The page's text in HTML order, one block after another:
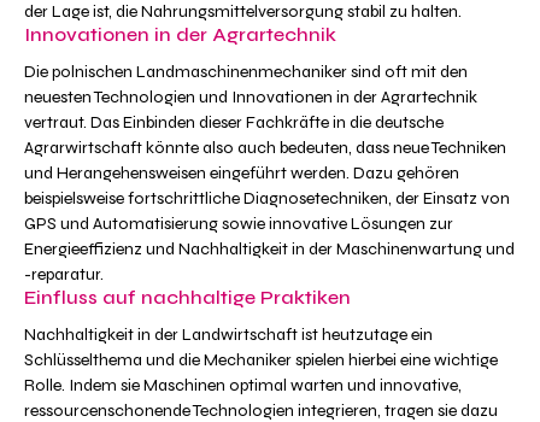
der Lage ist, die Nahrungsmittelversorgung stabil zu halten.
Innovationen in der Agrartechnik
Die polnischen Landmaschinenmechaniker sind oft mit den
neuesten Technologien und Innovationen in der Agrartechnik
vertraut. Das Einbinden dieser Fachkräfte in die deutsche
Agrarwirtschaft könnte also auch bedeuten, dass neue Techniken
und Herangehensweisen eingeführt werden. Dazu gehören
beispielsweise fortschrittliche Diagnosetechniken, der Einsatz von
GPS und Automatisierung sowie innovative Lösungen zur
Energieeffizienz und Nachhaltigkeit in der Maschinenwartung und
-reparatur.
Einfluss auf nachhaltige Praktiken
Nachhaltigkeit in der Landwirtschaft ist heutzutage ein
Schlüsselthema und die Mechaniker spielen hierbei eine wichtige
Rolle. Indem sie Maschinen optimal warten und innovative,
ressourcenschonende Technologien integrieren, tragen sie dazu